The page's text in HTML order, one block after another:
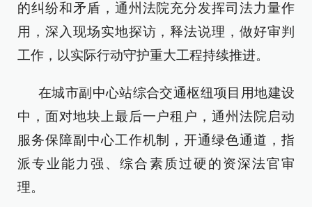
的纠纷和矛盾，通州法院充分发挥司法力量作
用，深入现场实地探访，释法说理，做好审判
工作，以实际行动守护重大工程持续推进。
在城市副中心站综合交通枢纽项目用地建设
中，面对地块上最后一户租户，通州法院启动
服务保障副中心工作机制，开通绿色通道，指
派专业能力强、综合素质过硬的资深法官审
理。